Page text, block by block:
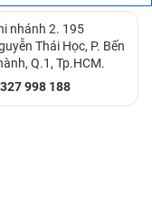
nhánh 2. 195
Thái Học, P. Bến
Q.1, Tp.HCM.
998 188